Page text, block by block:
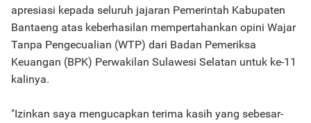
apresiasi kepada seluruh jajaran Pemerintah Kabupaten
Bantaeng atas keberhasilan mempertahankan opini Wajar
Tanpa Pengecualian (WTP) dari Badan Pemeriksa
Keuangan (BPK) Perwakilan Sulawesi Selatan untuk ke-11
kalinya.
"Izinkan saya mengucapkan terima kasih yang sebesar-